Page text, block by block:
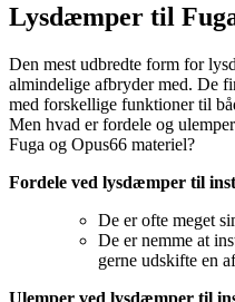
Lysdæmper til
Den mest udbredte form for
almindelige afbryder med. De
med forskellige funktioner til
Men hvad er fordele og
Fuga og Opus66 materiel?
Fordele ved lysdæmper til
De er ofte meget
De er nemme at
gerne udskifte en
Ulemper ved lysdæmper til